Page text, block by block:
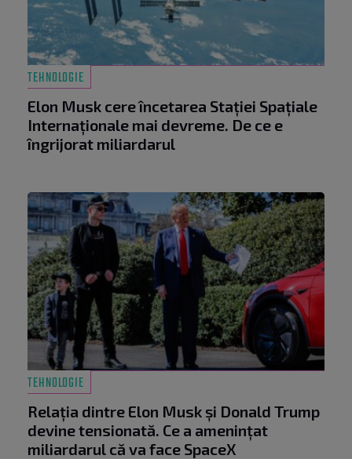
TEHNOLOGIE
Elon Musk cere încetarea Stației Spațiale
Internaționale mai devreme. De ce e
îngrijorat miliardarul
TEHNOLOGIE
Relația dintre Elon Musk și Donald Trump
devine tensionată. Ce a amenințat
miliardarul că va face SpaceX